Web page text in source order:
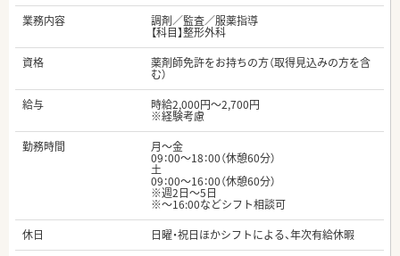
業務内容
調剤／監査／服薬指導
【科目】整形外科
資格
薬剤師免許をお持ちの方（取得見込みの方を含
む）
給与
時給2,000円～2,700円
※経験考慮
勤務時間
月～金
09：00～18：00（休憩60分）
土
09：00～16：00（休憩60分）
※週2日～5日
※～16:00などシフト相談可
休日
日曜・祝日ほかシフトによる、年次有給休暇